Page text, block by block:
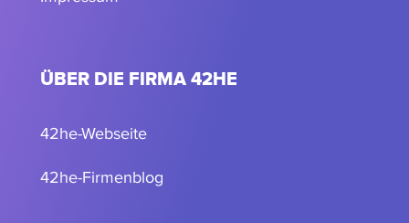
ÜBER DIE FIRMA 42HE
42he-Webseite
42he-Firmenblog